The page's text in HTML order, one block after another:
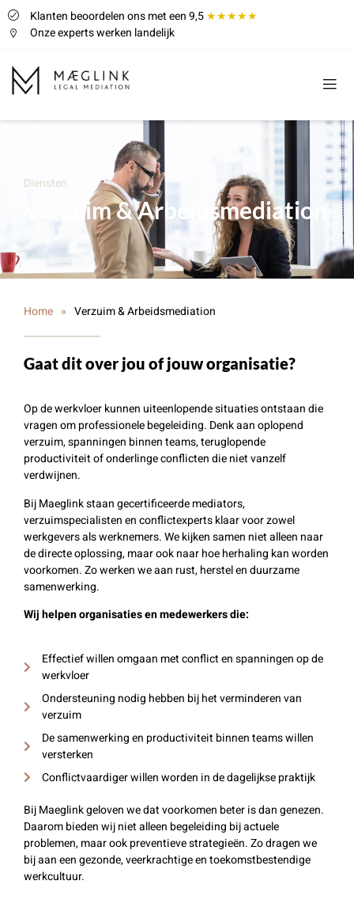
Klanten beoordelen ons met een 9,5★★★★★
Onze experts werken landelijk
Diensten
Verzuim & Arbeidsmediation
Home » Verzuim & Arbeidsmediation
Gaat dit over jou of jouw organisatie?
Op de werkvloer kunnen uiteenlopende situaties ontstaan die
vragen om professionele begeleiding. Denk aan oplopend
verzuim, spanningen binnen teams, teruglopende
productiviteit of onderlinge conflicten die niet vanzelf
verdwijnen.
Bij Maeglink staan gecertificeerde mediators,
verzuimspecialisten en conflictexperts klaar voor zowel
werkgevers als werknemers. We kijken samen niet alleen naar
de directe oplossing, maar ook naar hoe herhaling kan worden
voorkomen. Zo werken we aan rust, herstel en duurzame
samenwerking.
Wij helpen organisaties en medewerkers die:
Effectief willen omgaan met conflict en spanningen op de
werkvloer
Ondersteuning nodig hebben bij het verminderen van
verzuim
De samenwerking en productiviteit binnen teams willen
versterken
Conflictvaardiger willen worden in de dagelijkse praktijk
Bij Maeglink geloven we dat voorkomen beter is dan genezen.
Daarom bieden wij niet alleen begeleiding bij actuele
problemen, maar ook preventieve strategieën. Zo dragen we
bij aan een gezonde, veerkrachtige en toekomstbestendige
werkcultuur.